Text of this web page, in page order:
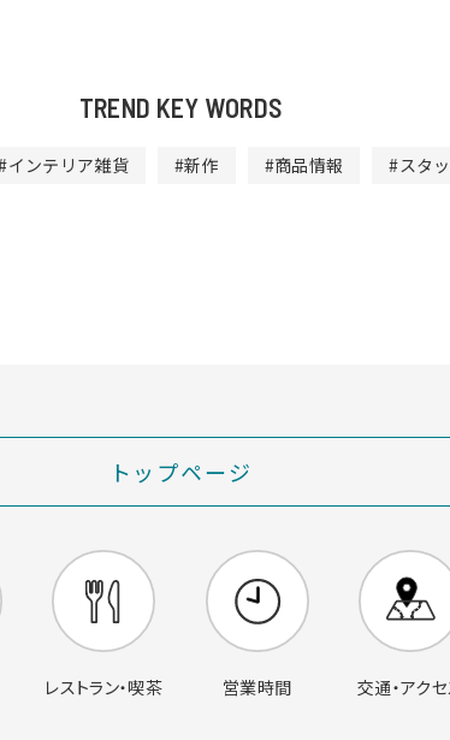
TREND KEY WORDS
インテリア雑貨 #新作 #商品情報 #スタ
トップページ
レストラン・喫茶 営業時間 交通・アク